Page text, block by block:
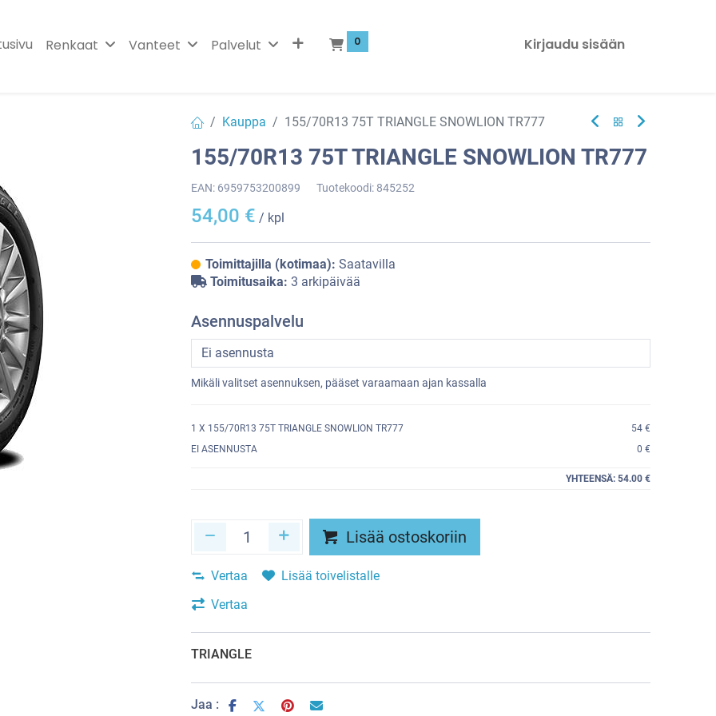
Renkaat Vanteet Palvelut 0 Kirjaudu sisään
Kauppa 155/70R13 75T TRIANGLE SNOWLION TR777
155/70R13 75T TRIANGLE SNOWLION TR777
EAN: 6959753200899 Tuotekoodi: 845252
54,00 € / kpl
Toimittajilla (kotimaa): Saatavilla
Toimitusaika: 3 arkipäivää
Asennuspalvelu
Mikäli valitset asennuksen, pääset varaamaan ajan kassalla
1 X 155/70R13 75T TRIANGLE SNOWLION TR777
54 €
EI ASENNUSTA
0 €
YHTEENSÄ: 54.00 €
Lisää ostoskoriin
Vertaa
Lisää toivelistalle
Vertaa
TRIANGLE
Jaa :